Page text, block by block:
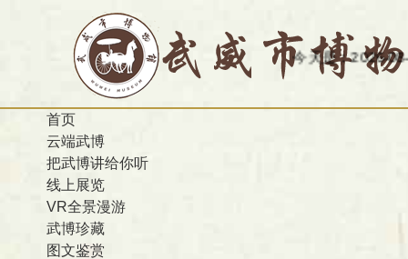
今天是：2026-08-08
首页
云端武博
把武博讲给你听
线上展览
VR全景漫游
武博珍藏
图文鉴赏